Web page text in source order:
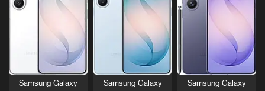
Samsung Galaxy
Samsung Galaxy
Samsung Galaxy